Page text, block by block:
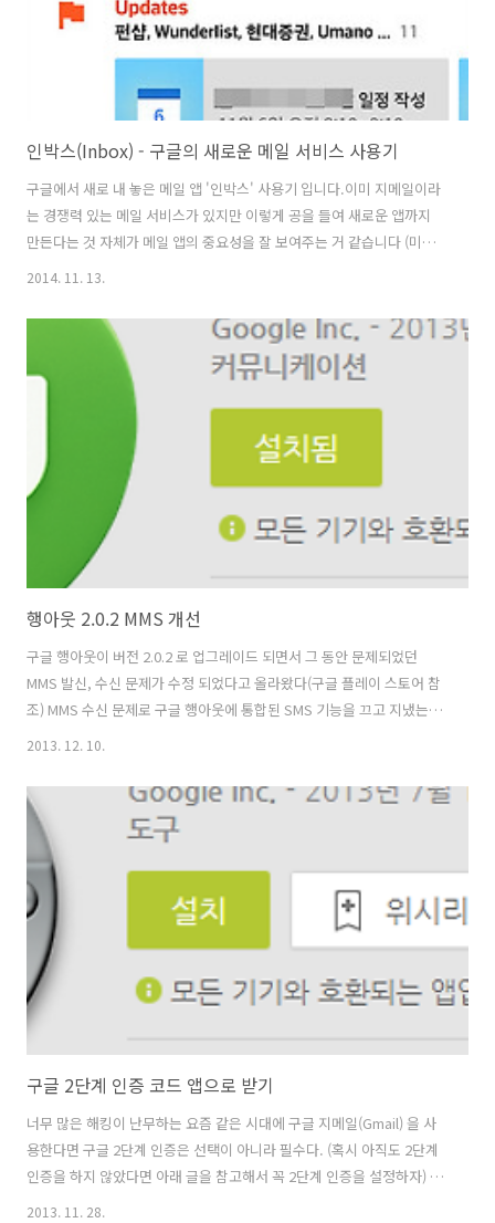
인박스(Inbox) - 구글의 새로운 메일 서비스 사용기
구글에서 새로 내 놓은 메일 앱 '인박스' 사용기 입니다.이미 지메일이라
는 경쟁력 있는 메일 서비스가 있지만 이렇게 공을 들여 새로운 앱까지
만든다는 것 자체가 메일 앱의 중요성을 잘 보여주는 거 같습니다 (미국
에서는 메일(Mail)이 업무의 거의 메인이라고 들은 듯) 지메일이 워낙 유
같습니다. 1. BUNDLES, PIN, DONE번들은 유사한 메일을 묶어주는 기
능을 합니다. 이미 지메일에서도 소셜, 프로모션 등의 번들 기능이 제공
되고 있긴 했지만 인박스에서는 표시방식이 조금 다릅니다.지메일의 경
우에는 프로모션으로 들어간 다음 빠져나오면 이후 프로모션으로 가기
2014. 11. 13.
행아웃 2.0.2 MMS 개선
구글 행아웃이 버전 2.0.2 로 업그레이드 되면서 그 동안 문제되었던
MMS 발신, 수신 문제가 수정 되었다고 올라왔다(구글 플레이 스토어 참
조) MMS 수신 문제로 구글 행아웃에 통합된 SMS 기능을 끄고 지냈는데
오랜만에 다시 켰다. 설정에 기존에는 없던 "SMS 가져오기" 항목이 추
보인다. 기존 MMS 문자 중에 혹시 깨진 문자가 있다면 이 기능을 이용해
다시 받아 보자. 테스트 삼아 SKT 사용자와 MMS 를 주고 받았는데 아직
까지는 잘 된다. 하지만 특정 MMS 에서 아직도 문제가 있을 여지가 있고
LGU+ 의 경우 아예 안 되는 경우도 많아 자신의 속한 통신사 사용자들과
문제가 없는 지 확인이 필요하다 기존 버전까지는..
2013. 12. 10.
구글 2단계 인증 코드 앱으로 받기
너무 많은 해킹이 난무하는 요즘 같은 시대에 구글 지메일(Gmail) 을 사
용한다면 구글 2단계 인증은 선택이 아니라 필수다. (혹시 아직도 2단계
인증을 하지 않았다면 아래 글을 참고해서 꼭 2단계 인증을 설정하자) 관
련글: 구글 2단계 인증으로 안전하게 접속하기 구글 2단계 인증 방식은
2013. 11. 28.